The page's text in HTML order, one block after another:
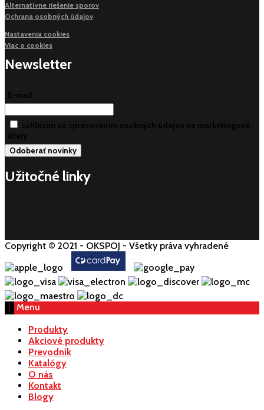
Alternatívne riešenie sporov
Ochrana osobných údajov
Nastavenia cookies
Viac o cookies
Newsletter
E-mail
súhlasim so spracovaním osobných údajov na marketingové
účely
Užitočné linky
Copyright © 2021 - OKSPOJ - Všetky práva vyhradené
Menu
Produkty
Akciové produkty
Prevodník
Katalógy
O nás
Kontakt
Blogy